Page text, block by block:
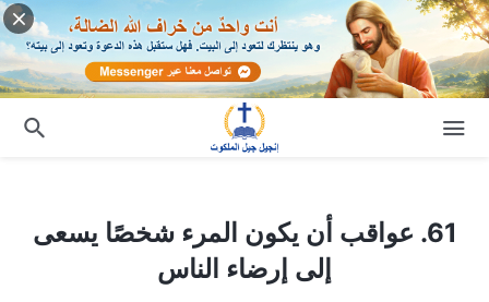
61. عواقب أن يكون المرء شخصًا يسعى
إلى إرضاء الناس